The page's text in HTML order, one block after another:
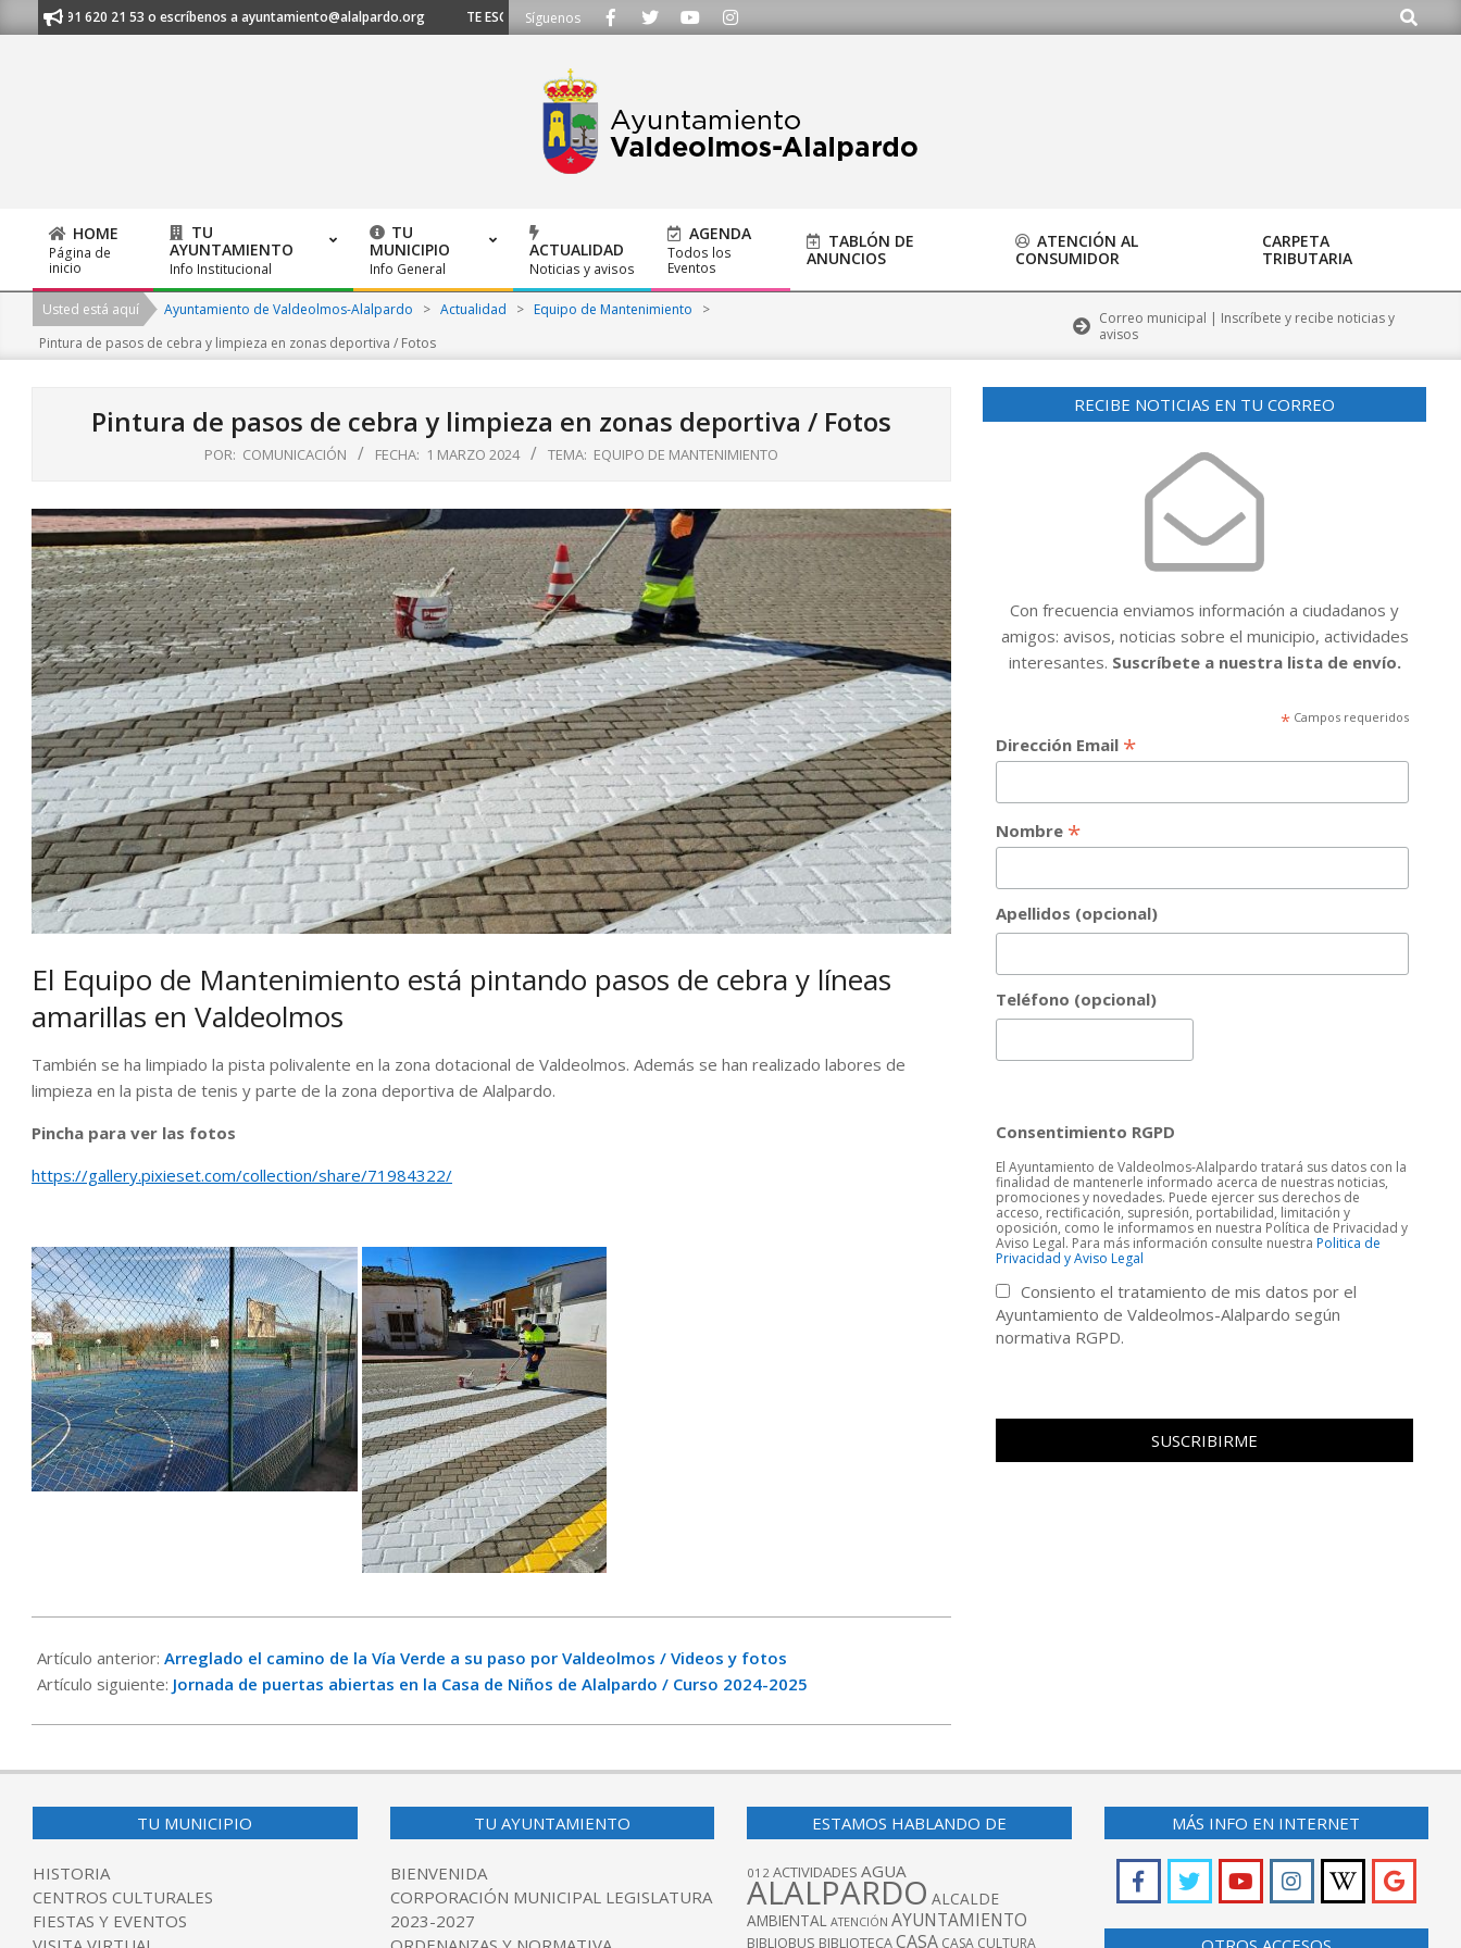
to
al 91 620 21 53 o escríbenos a ayuntamiento@alalpardo.org TE ESCUCHAMOS - Llámanos al 91 620 21 53 o escríbenos a ayuntamiento@alalpardo.org
Síguenos Buscar
Primary
Navigation
Menu
HOME
Página de
inicio
TU
AYUNTAMIENTO
Info Institucional
TU
MUNICIPIO
Info General
ACTUALIDAD
Noticias y avisos
AGENDA
Todos los
Eventos
TABLÓN DE
ANUNCIOS
ATENCIÓN AL
CONSUMIDOR
CARPETA
TRIBUTARIA
Usted está aquí Ayuntamiento de Valdeolmos-Alalpardo > Actualidad > Equipo de Mantenimiento
>
Pintura de pasos de cebra y limpieza en zonas deportiva / Fotos
Correo municipal | Inscríbete y recibe noticias y
avisos
Pintura de pasos de cebra y limpieza en zonas deportiva / Fotos
POR: COMUNICACIÓN FECHA: 1 MARZO 2024 TEMA: EQUIPO DE MANTENIMIENTO
El Equipo de Mantenimiento está pintando pasos de cebra y líneas
amarillas en Valdeolmos
También se ha limpiado la pista polivalente en la zona dotacional de Valdeolmos. Además se han realizado labores de
limpieza en la pista de tenis y parte de la zona deportiva de Alalpardo.
Pincha para ver las fotos
https://gallery.pixieset.com/collection/share/71984322/
03-
01
Artículo anterior: Arreglado el camino de la Vía Verde a su paso por Valdeolmos / Videos y fotos
Artículo siguiente: Jornada de puertas abiertas en la Casa de Niños de Alalpardo / Curso 2024-2025
RECIBE NOTICIAS EN TU CORREO
Con frecuencia enviamos información a ciudadanos y
amigos: avisos, noticias sobre el municipio, actividades
interesantes. Suscríbete a nuestra lista de envío.
* Campos requeridos
Dirección Email *
Nombre *
Apellidos (opcional)
Teléfono (opcional)
Consentimiento RGPD
El Ayuntamiento de Valdeolmos-Alalpardo tratará sus datos con la
finalidad de mantenerle informado acerca de nuestras noticias,
promociones y novedades. Puede ejercer sus derechos de
acceso, rectificación, supresión, portabilidad, limitación y
oposición, como le informamos en nuestra Política de Privacidad y
Aviso Legal. Para más información consulte nuestraPolitica de
Privacidad y Aviso Legal
Consiento el tratamiento de mis datos por el
Ayuntamiento de Valdeolmos-Alalpardo según
normativa RGPD.
TU MUNICIPIO
HISTORIA
CENTROS CULTURALES
FIESTAS Y EVENTOS
TU AYUNTAMIENTO
BIENVENIDA
CORPORACIÓN MUNICIPAL LEGISLATURA
2023-2027
ESTAMOS HABLANDO DE
012 ACTIVIDADES AGUA
ALALPARDO ALCALDE
AMBIENTAL ATENCIÓN AYUNTAMIENTO
BIBLIOBUS BIBLIOTECACASA CASA CULTURA
MÁS INFO EN INTERNET